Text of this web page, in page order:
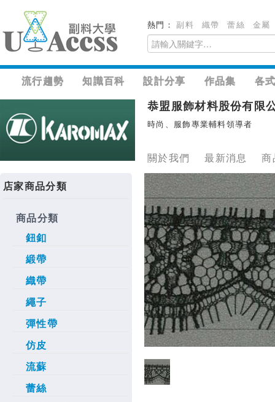
熱門：副料 織帶 蕾絲 金屬
流行趨勢 知識百科 設計分享 作品集 各
恭盟服飾材料股份有限
時尚、服飾專業輔料領導者
關於我們 最新消息 商
店家商品分類
商品分類
鈕釦
緞帶
織帶
繩子
彈性帶
仿皮
流蘇
蕾絲